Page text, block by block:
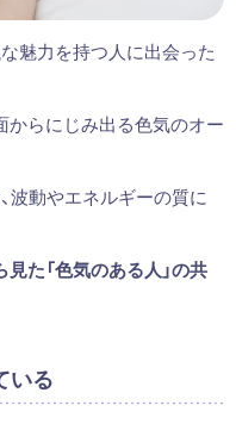
魅力を持つ人に出会った
からにじみ出る色気のオー
波動やエネルギーの質に
た「色気のある人」の共
いる